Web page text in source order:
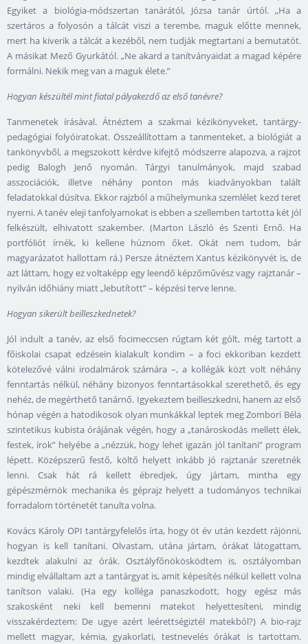
Egyiket a biológia-módszertan tanárától, Józsa tanár úrtól. „Ha a
szertáros a folyosón a tálcát viszi a terembe, maguk előtte mennek,
mert ha kiverik a tálcát a kezéből, nem tudják megtartani a bemutatót.
A másikat Mező Gyurkától. „Ne akard a tanítványaidat a magad képére
formálni. Nekik meg van a maguk élete.”
Hogyan készültél mint fiatal pályakezdő az első tanévre?
Tanmenetek írásával. Átnéztem a szakmai kézikönyveket, tantárgy-
pedagógiai folyóiratokat. Összeállítottam a tanmenteket, a biológiát a
tankönyvből, a megszokott kérdve kifejtő módszerre alapozva, a rajzot
pedig Balogh Jenő nyomán. Tárgyi tanulmányok, majd szabad
asszociációk, illetve néhány ponton más kiadványokban talált
feladatokkal dúsítva. Ekkor rajzból a műhelymunka szemlélet kezd teret
nyerni. A tanév eleji tanfolyamokat is ebben a szellemben tartotta két jól
felkészült, elhivatott szakember. (Marton László és Szenti Ernő. Ha
portfóliót írnék, ki kellene húznom őket. Okát nem tudom, bár
magyarázatot hallottam rá.) Persze átnéztem Xantus kézikönyvét is, de
azt láttam, hogy ez voltaképp egy leendő képzőművész vagy rajztanár –
nyilván időhiány miatt „lebutított” – képzési terve lenne.
Hogyan sikerült beilleszkednetek?
Jól indult a tanév, az első focimeccsen rúgtam két gólt, még tartott a
főiskolai csapat edzésein kialakult kondim – a foci ekkoriban kezdett
kötelezővé válni irodalmárok számára –, a kollégák közt volt néhány
fenntartás nélkül, néhány bizonyos fenntartásokkal szerethető, és egy
nehéz, de megérthető tanárnő. Igyekeztem beilleszkedni, hanem az első
hónap végén a hatodikosok olyan munkákkal leptek meg Zombori Béla
szintetikus kubista órájának végén, hogy a „tanároskodás mellett élek,
festek, írok” helyébe a „nézzük, hogy lehet igazán jól tanítani” program
lépett. Középszerű festő, költő helyett inkább jó rajztanár szeretnék
lenni. Csak hát rá kellett ébredjek, úgy jártam, mintha egy
gépészmérnök mechanika és géprajz helyett a tudományos technikai
forradalom történetét tanulta volna.
Kovács Károly OPI tantárgyfelelős írta, hogy öt év után kezdett rájönni,
hogyan is kell tanítani. Olvastam, utána jártam, órákat látogattam,
kezdtek alakulni az órák. Osztályfőnökösködtem is, osztályomban
mindig elvállaltam azt a tantárgyat is, amit képesítés nélkül kellett volna
tanítson valaki. (Ha egy kolléga panaszkodott, hogy egész más
szakosként neki kell bemenni matekot helyettesíteni, mindig
visszakérdeztem: De ugye azért leérettségiztél matekból?) A bio-rajz
mellett magyar, kémia, gyakorlati, testnevelés órákat is tartottam.